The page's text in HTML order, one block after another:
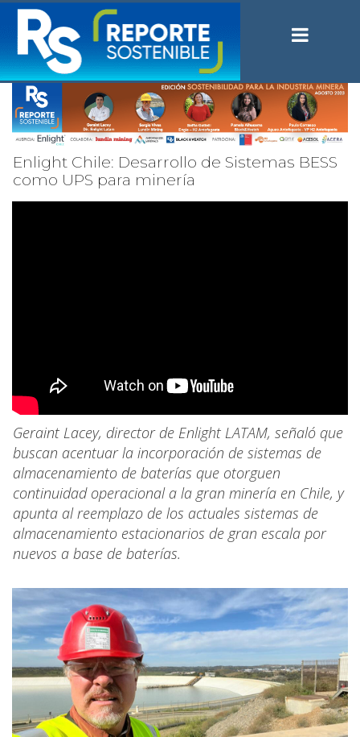
Enlight Chile: Desarrollo de Sistemas BESS
como UPS para minería
Geraint Lacey, director de Enlight LATAM, señaló que
buscan acentuar la incorporación de sistemas de
almacenamiento de baterías que otorguen
continuidad operacional a la gran minería en Chile, y
apunta al reemplazo de los actuales sistemas de
almacenamiento estacionarios de gran escala por
nuevos a base de baterías.